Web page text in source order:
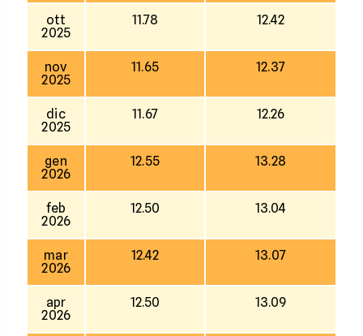
ott
2025
11.78 12.42
nov
2025
11.65 12.37
dic
2025
11.67 12.26
gen
2026
12.55 13.28
feb
2026
12.50 13.04
mar
2026
12.42 13.07
apr
2026
12.50 13.09